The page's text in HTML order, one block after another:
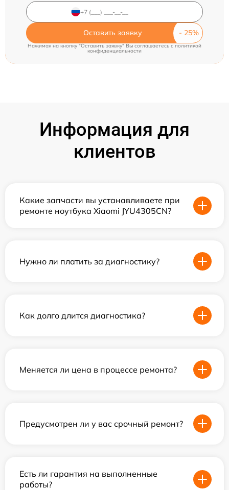
Оставить заявку
Нажимая на кнопку "Оставить заявку" Вы соглашаетесь cполитикой
конфиденциальности
Информация для
клиентов
Какие запчасти вы устанавливаете при
ремонте ноутбука Xiaomi JYU4305CN?
Нужно ли платить за диагностику?
Как долго длится диагностика?
Меняется ли цена в процессе ремонта?
Предусмотрен ли у вас срочный ремонт?
Есть ли гарантия на выполненные
работы?